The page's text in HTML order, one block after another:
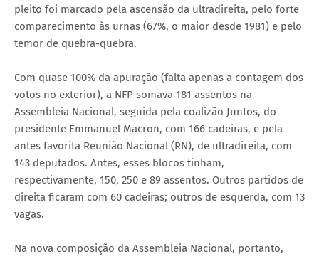
pleito foi marcado pela ascensão da ultradireita, pelo forte
comparecimento às urnas (67%, o maior desde 1981) e pelo
temor de quebra-quebra.
Com quase 100% da apuração (falta apenas a contagem dos
votos no exterior), a NFP somava 181 assentos na
Assembleia Nacional, seguida pela coalizão Juntos, do
presidente Emmanuel Macron, com 166 cadeiras, e pela
antes favorita Reunião Nacional (RN), de ultradireita, com
143 deputados. Antes, esses blocos tinham,
respectivamente, 150, 250 e 89 assentos. Outros partidos de
direita ficaram com 60 cadeiras; outros de esquerda, com 13
vagas.
Na nova composição da Assembleia Nacional, portanto,